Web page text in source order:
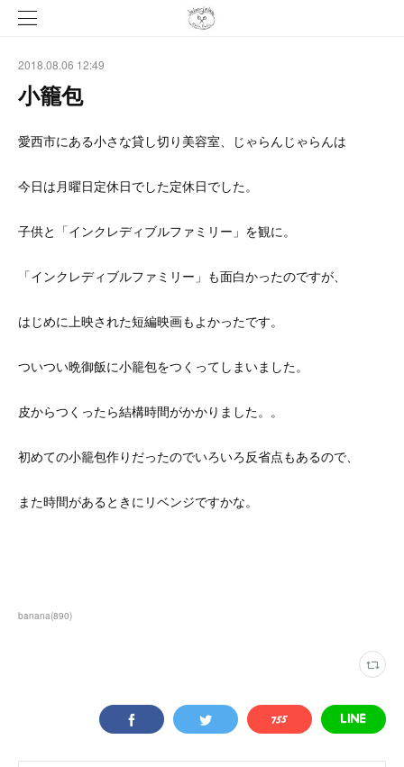
2018.08.06 12:49
小籠包
愛西市にある小さな貸し切り美容室、じゃらんじゃらんは
今日は月曜日定休日でした定休日でした。
子供と「インクレディブルファミリー」を観に。
「インクレディブルファミリー」も面白かったのですが、
はじめに上映された短編映画もよかったです。
ついつい晩御飯に小籠包をつくってしまいました。
皮からつくったら結構時間がかかりました。。
初めての小籠包作りだったのでいろいろ反省点もあるので、
また時間があるときにリベンジですかな。
banana(890)